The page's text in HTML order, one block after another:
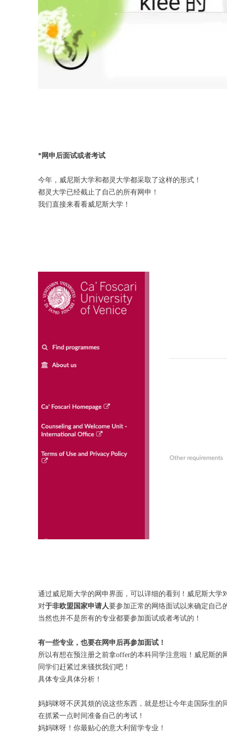
*网申后面试或者考试
今年，威尼斯大学和都灵大学都采取了这样的形式！
都灵大学已经截止了自己的所有网申！
我们直接来看看威尼斯大学！
通过威尼斯大学的网申界面，可以详细的看到！威尼斯大学
对于非欧盟国家申请人要参加正常的网络面试以来确定自己
当然也并不是所有的专业都要参加面试或者考试的！
有一些专业，也要在网申后再参加面试！
所以有想在预注册之前拿offer的本科同学注意啦！威尼斯的
同学们赶紧过来骚扰我们吧！
具体专业具体分析！
妈妈咪呀不厌其烦的说这些东西，就是想让今年走国际生的
在抓紧一点时间准备自己的考试！
妈妈咪呀！你最贴心的意大利留学专业！